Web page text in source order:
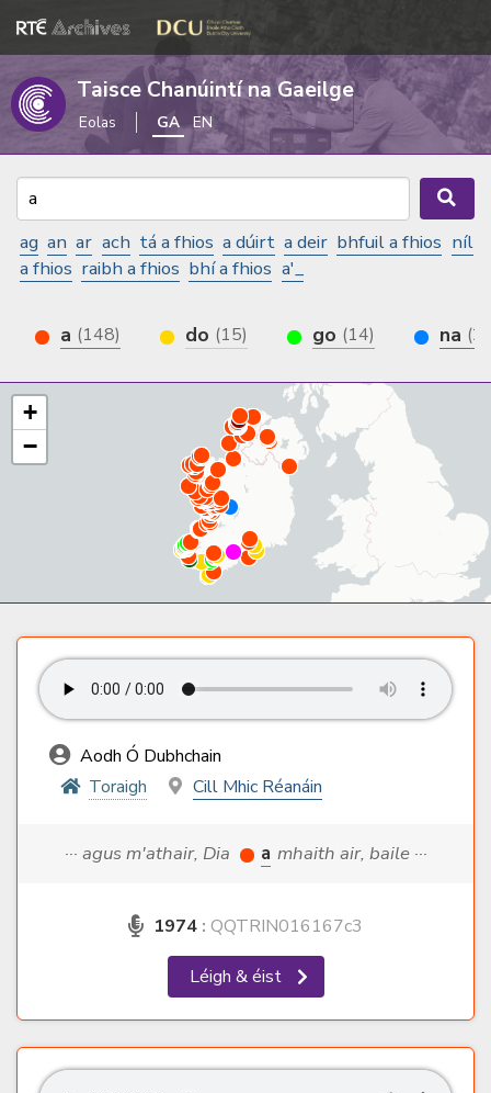
Taisce Chanúintí na Gaeilge
Eolas GA EN
ag an ar ach tá a fhios a dúirt a deir bhfuil a fhios níl
a fhios raibh a fhios bhí a fhios a'_
a (148) do (15) go (14) na (2)
+
−
Aodh Ó Dubhchain
Toraigh
Cill Mhic Réanáin
··· agus m'athair, Dia a mhaith air, baile ···
1974 : QQTRIN016167c3
Léigh & éist